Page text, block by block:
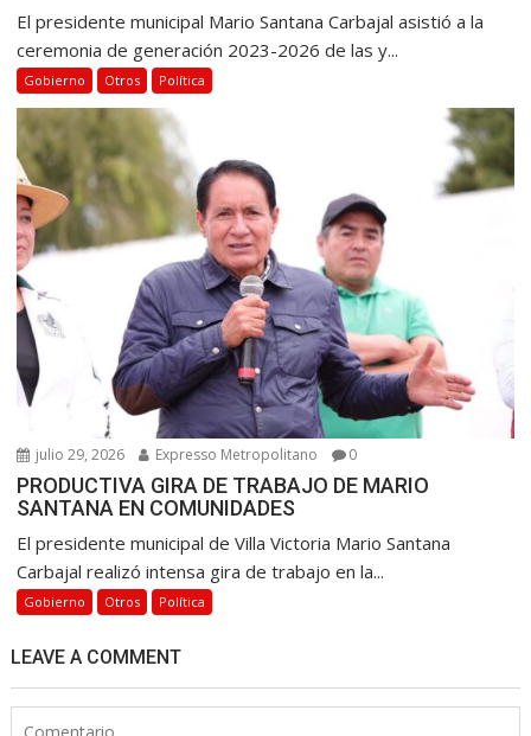
El presidente municipal Mario Santana Carbajal asistió a la
ceremonia de generación 2023-2026 de las y...
Gobierno Otros Política
julio 29, 2026 Expresso Metropolitano 0
PRODUCTIVA GIRA DE TRABAJO DE MARIO
SANTANA EN COMUNIDADES
El presidente municipal de Villa Victoria Mario Santana
Carbajal realizó intensa gira de trabajo en la...
Gobierno Otros Política
LEAVE A COMMENT